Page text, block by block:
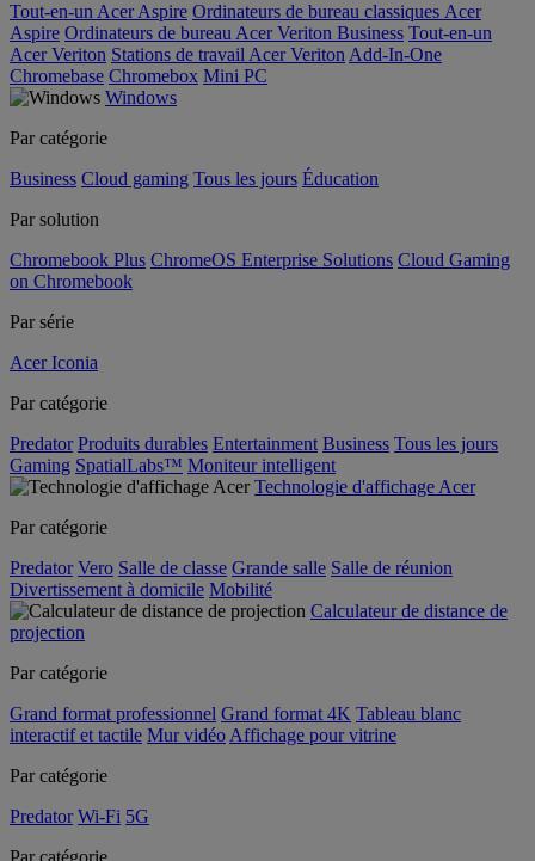
Tout-en-un Acer Aspire Ordinateurs de bureau classiques Acer
Aspire Ordinateurs de bureau Acer Veriton Business Tout-en-un
Acer Veriton Stations de travail Acer Veriton Add-In-One
Chromebase Chromebox Mini PC
Windows
Par catégorie
Business Cloud gaming Tous les jours Éducation
Par solution
Chromebook Plus ChromeOS Enterprise Solutions Cloud Gaming
on Chromebook
Par série
Acer Iconia
Par catégorie
Predator Produits durables Entertainment Business Tous les jours
Gaming SpatialLabs™ Moniteur intelligent
Technologie d'affichage Acer
Par catégorie
Predator Vero Salle de classe Grande salle Salle de réunion
Divertissement à domicile Mobilité
Calculateur de distance de
projection
Par catégorie
Grand format professionnel Grand format 4K Tableau blanc
interactif et tactile Mur vidéo Affichage pour vitrine
Par catégorie
Predator Wi-Fi 5G
Par catégorie